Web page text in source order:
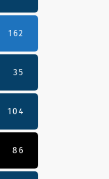
162
35
104
86